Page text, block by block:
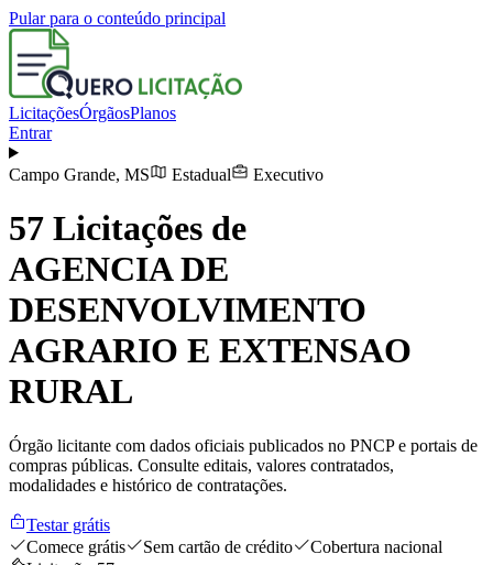
Pular para o conteúdo principal
LicitaçõesÓrgãosPlanos
Entrar
Campo Grande, MS Estadual Executivo
57 Licitações de
AGENCIA DE
DESENVOLVIMENTO
AGRARIO E EXTENSAO
RURAL
Órgão licitante com dados oficiais publicados no PNCP e portais de
compras públicas. Consulte editais, valores contratados,
modalidades e histórico de contratações.
Testar grátis
Comece grátis
Sem cartão de crédito
Cobertura nacional